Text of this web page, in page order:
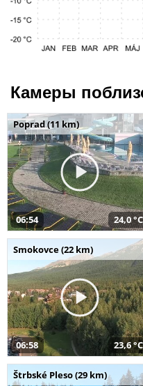
Камеры
Poprad (11 km)
06:54 24,0 °C
Smokovce (22 km)
06:58 23,6 °C
Štrbské Pleso (29 km)